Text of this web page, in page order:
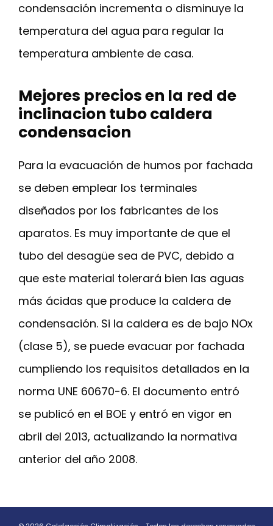
condensación incrementa o disminuye la
temperatura del agua para regular la
temperatura ambiente de casa.
Mejores precios en la red de
inclinacion tubo caldera
condensacion
Para la evacuación de humos por fachada
se deben emplear los terminales
diseñados por los fabricantes de los
aparatos. Es muy importante de que el
tubo del desagüe sea de PVC, debido a
que este material tolerará bien las aguas
más ácidas que produce la caldera de
condensación. Si la caldera es de bajo NOx
(clase 5), se puede evacuar por fachada
cumpliendo los requisitos detallados en la
norma UNE 60670-6. El documento entró
se publicó en el BOE y entró en vigor en
abril del 2013, actualizando la normativa
anterior del año 2008.